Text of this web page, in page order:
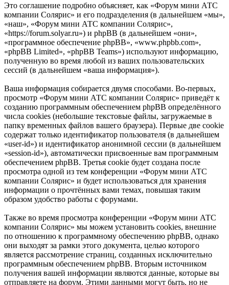
Это соглашение подробно объясняет, как «Форум мини АТС
компании Солярис» и его подразделения (в дальнейшем «мы»,
«наш», «Форум мини АТС компании Солярис»,
«https://forum.solyar.ru») и phpBB (в дальнейшем «они»,
«программное обеспечение phpBB», «www.phpbb.com»,
«phpBB Limited», «phpBB Teams») используют информацию,
полученную во время любой из ваших пользовательских
сессий (в дальнейшем «ваша информация»).
Ваша информация собирается двумя способами. Во-первых,
просмотр «Форум мини АТС компании Солярис» приведёт к
созданию программным обеспечением phpBB определённого
числа cookies (небольшие текстовые файлы, загружаемые в
папку временных файлов вашего браузера). Первые две cookie
содержат только идентификатор пользователя (в дальнейшем
«user-id») и идентификатор анонимной сессии (в дальнейшем
«session-id»), автоматически присвоенные вам программным
обеспечением phpBB. Третья cookie будет создана после
просмотра одной из тем конференции «Форум мини АТС
компании Солярис» и будет использоваться для хранения
информации о прочтённых вами темах, повышая таким
образом удобство работы с форумами.
Также во время просмотра конференции «Форум мини АТС
компании Солярис» мы можем установить cookies, внешние
по отношению к программному обеспечению phpBB, однако
они выходят за рамки этого документа, целью которого
является рассмотрение страниц, созданных исключительно
программным обеспечением phpBB. Вторым источником
получения вашей информации являются данные, которые вы
отправляете на форум. Этими данными могут быть, но не